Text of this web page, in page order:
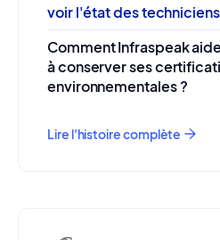
voir l'état des techniciens
Comment Infraspeak
à conserver ses
environnementales ?
Lire l'histoire complète